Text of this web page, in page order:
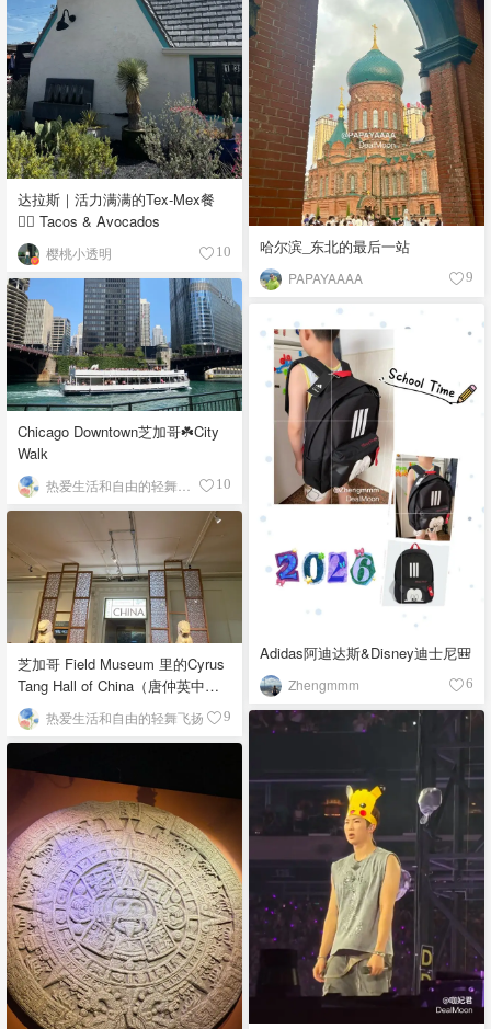
达拉斯｜活力满满的Tex-Mex餐
👉🏼 Tacos & Avocados
樱桃小透明 10 哈尔滨_东北的最后一站
PAPAYAAAA 9
Chicago Downtown芝加哥☘️City
Walk
10
Adidas阿迪达斯&Disney迪士尼🎒
Zhengmmm 6
芝加哥 Field Museum 里的Cyrus
Tang Hall of China（唐仲英中国
馆） 热爱生活和自由的轻舞飞扬 9